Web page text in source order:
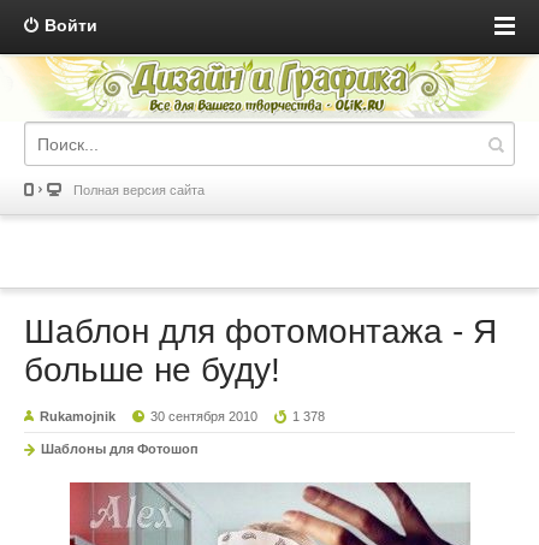
Войти
Полная версия сайта
Шаблон для фотомонтажа - Я
больше не буду!
Rukamojnik 30 сентября 2010 1 378
Шаблоны для Фотошоп